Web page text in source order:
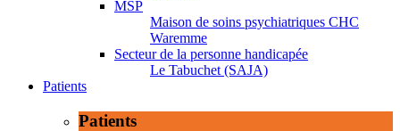
MSP
Maison de soins psychiatriques CHC
Waremme
Secteur de la personne handicapée
Le Tabuchet (SAJA)
Patients
Patients